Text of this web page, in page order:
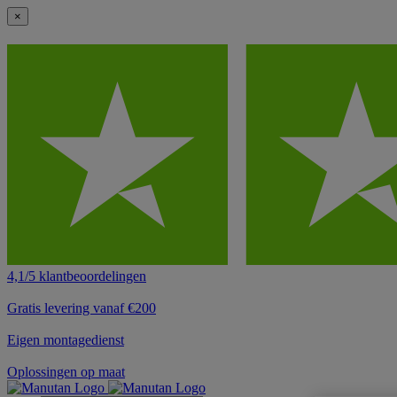
×
4,1/5 klantbeoordelingen
Gratis levering vanaf €200
Eigen montagedienst
Oplossingen op maat